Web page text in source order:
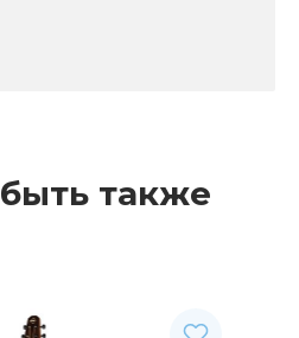
также